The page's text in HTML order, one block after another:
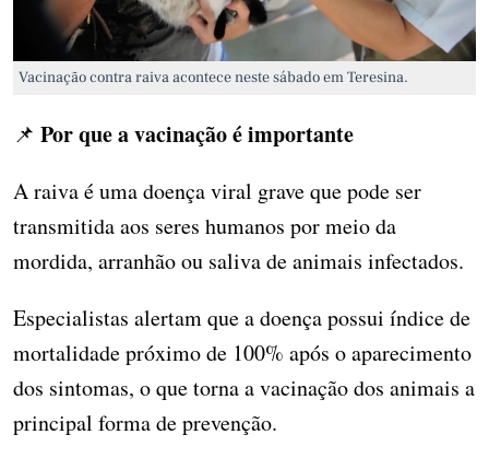
Vacinação contra raiva acontece neste sábado em Teresina.
📌 Por que a vacinação é importante
A raiva é uma doença viral grave que pode ser
transmitida aos seres humanos por meio da
mordida, arranhão ou saliva de animais infectados.
Especialistas alertam que a doença possui índice de
mortalidade próximo de 100% após o aparecimento
dos sintomas, o que torna a vacinação dos animais a
principal forma de prevenção.